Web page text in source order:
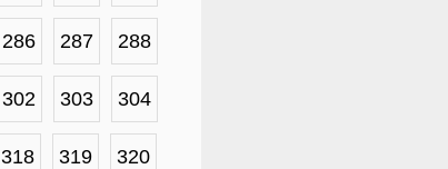
286 287 288
302 303 304
318 319 320